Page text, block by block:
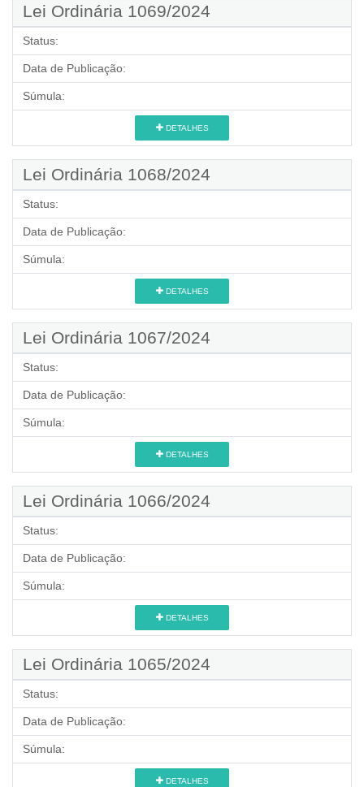
Lei Ordinária 1069/2024
Status:
Data de Publicação:
Súmula:
DETALHES
Lei Ordinária 1068/2024
Status:
Data de Publicação:
Súmula:
DETALHES
Lei Ordinária 1067/2024
Status:
Data de Publicação:
Súmula:
DETALHES
Lei Ordinária 1066/2024
Status:
Data de Publicação:
Súmula:
DETALHES
Lei Ordinária 1065/2024
Status:
Data de Publicação:
Súmula:
DETALHES